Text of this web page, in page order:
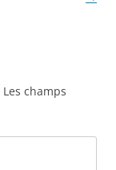
Les champs